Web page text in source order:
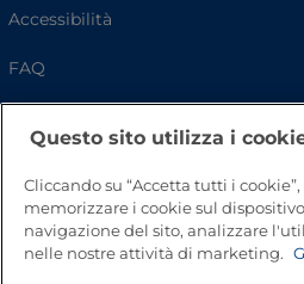
Accessibilità
FAQ
Questo sito utilizza i
Cliccando su “Accetta tutti i
memorizzare i cookie sul
navigazione del sito, analizzare
nelle nostre attività di marketing.